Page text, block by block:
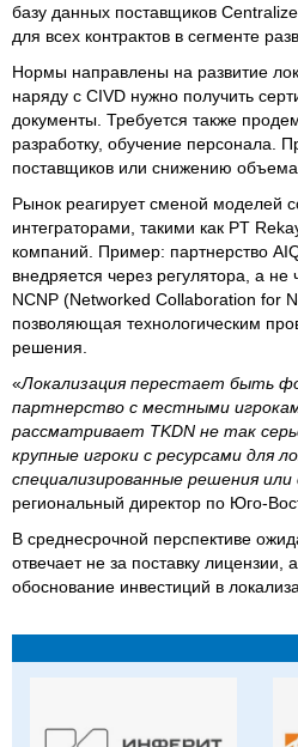
базу данных поставщиков
для всех контрактов в сегменте
Нормы направлены на развитие
наряду с CIVD нужно получить
документы. Требуется также
разработку, обучение персонала.
поставщиков или снижению объема
Рынок реагирует сменой моделей
интеграторами, такими как PT
компаний. Пример: партнерство
внедряется через регулятора, а
NCNP (Networked Collaboration for
позволяющая технологическим
решения.
«Локализация перестает быть
партнерство с местными
рассматривает TKDN не так
крупные игроки с ресурсами для
специализированные решения
региональный директор по Юго-
В среднесрочной перспективе
отвечает не за поставку
обоснование инвестиций в